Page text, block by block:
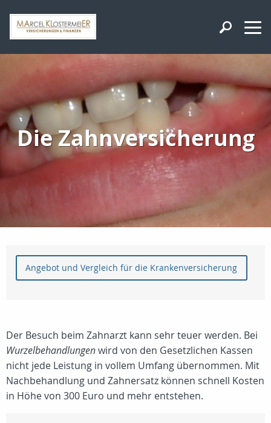
Die Zahnversicherung
Angebot und Vergleich für die Krankenversicherung
Der Besuch beim Zahnarzt kann sehr teuer werden. Bei
Wurzelbehandlungenwird von den Gesetzlichen Kassen
nicht jede Leistung in vollem Umfang übernommen. Mit
Nachbehandlung und Zahnersatz können schnell Kosten
in Höhe von 300 Euro und mehr entstehen.